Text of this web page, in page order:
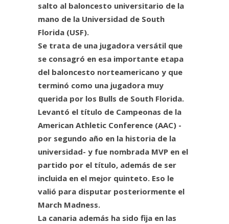
salto al baloncesto universitario de la
mano de la Universidad de South
Florida (USF).
Se trata de una jugadora versátil que
se consagró en esa importante etapa
del baloncesto norteamericano y que
terminó como una jugadora muy
querida por los Bulls de South Florida.
Levantó el título de Campeonas de la
American Athletic Conference (AAC) -
por segundo año en la historia de la
universidad- y fue nombrada MVP en el
partido por el título, además de ser
incluida en el mejor quinteto. Eso le
valió para disputar posteriormente el
March Madness.
La canaria además ha sido fija en las